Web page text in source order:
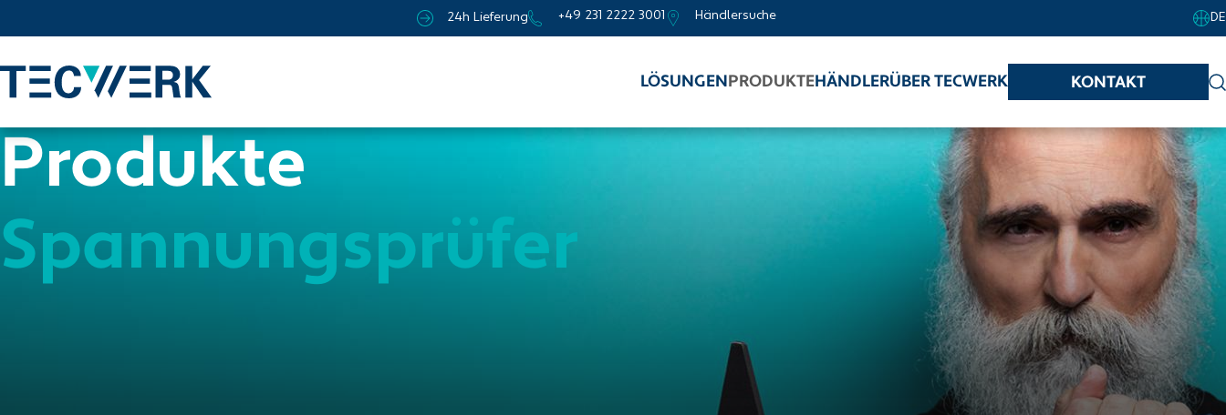
24h Lieferung +49 231 2222 3001 Händlersuche DE
LÖSUNGEN PRODUKTEHÄNDLERÜBER TECWERK KONTAKT
Produkte
Spannungsprüfer